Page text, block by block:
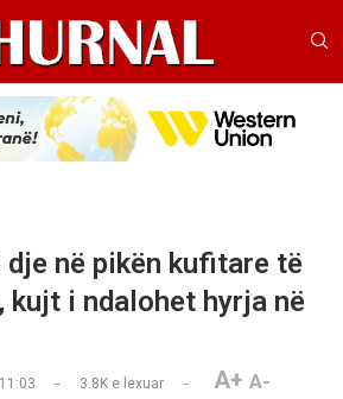
dje në pikën kufitare të
kujt i ndalohet hyrja në
3.8K e lexuar A+ A-